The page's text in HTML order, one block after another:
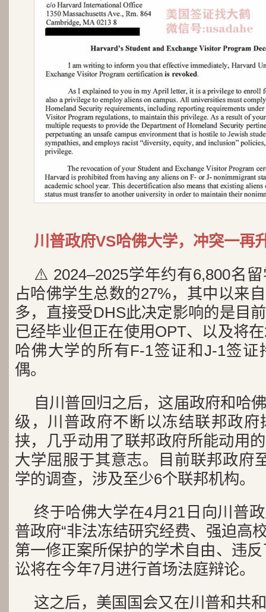
川普政府VS哈佛大学，冲突一再
⚠️ 2024–2025学年约有6,800名
占哈佛学生总数的27%，其中以来
多，直接受DHS此决定影响的是目
已经毕业但正在使用OPT、以及将
哈佛大学的所有F-1签证和J-1签
偶。
自川普回归之后，这届政府和哈
级，川普政府不断以冻结联邦政
挟，几乎动用了联邦政府所能动用
大学屈服于其意志。目前联邦政府
学的调查，涉及至少6个联邦机构。
终于哈佛大学在4月21日向川普
普政府“非法冻结研究经费、强迫高
第一修正案所保护的学术自由、违
讼将在今年7月进行首场法庭辩论。
这之后，美国国会又在川普和共